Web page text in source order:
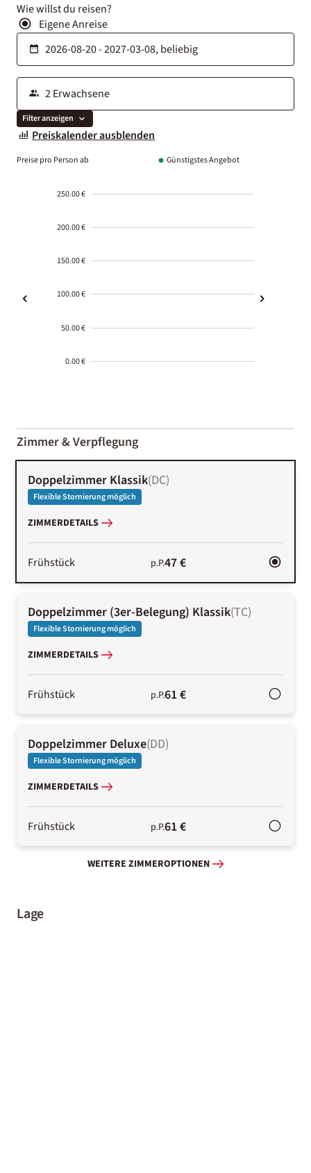
Wie willst du reisen?
Eigene Anreise
Filter anzeigen
Preiskalender ausblenden
Preise pro Person ab Günstigstes Angebot
250.00 €
200.00 €
150.00 €
100.00 €
50.00 €
0.00 €
01-02
Zimmer & Verpflegung
Doppelzimmer Klassik(DC)
Flexible Stornierung möglich
ZIMMERDETAILS
Frühstück p.P.47 €
Doppelzimmer (3er-Belegung) Klassik(TC)
Flexible Stornierung möglich
ZIMMERDETAILS
Frühstück p.P.61 €
Doppelzimmer Deluxe(DD)
Flexible Stornierung möglich
ZIMMERDETAILS
Frühstück p.P.61 €
WEITERE ZIMMEROPTIONEN
Lage